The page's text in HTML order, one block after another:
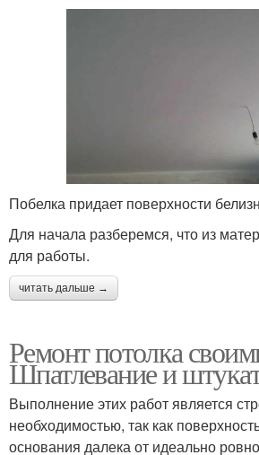
Побелка придает поверхности
Для начала разберемся, что из
для работы.
читать дальше →
Ремонт потолка
Шпатлевание и
Выполнение этих работ является
необходимостью, так как
основания далека от идеально